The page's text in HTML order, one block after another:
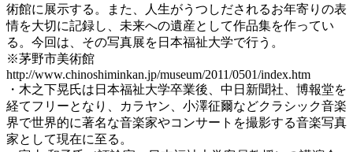
術館に展示する。また、人生がうつしだされるお年寄りの表
情を大切に記録し、未来への遺産として作品集を作ってい
る。今回は、その写真展を日本福祉大学で行う。
※茅野市美術館
http://www.chinoshiminkan.jp/museum/2011/0501/index.htm
・木之下晃氏は日本福祉大学卒業後、中日新聞社、博報堂を
経てフリーとなり、カラヤン、小澤征爾などクラシック音楽
界で世界的に著名な音楽家やコンサートを撮影する音楽写真
家として現在に至る。